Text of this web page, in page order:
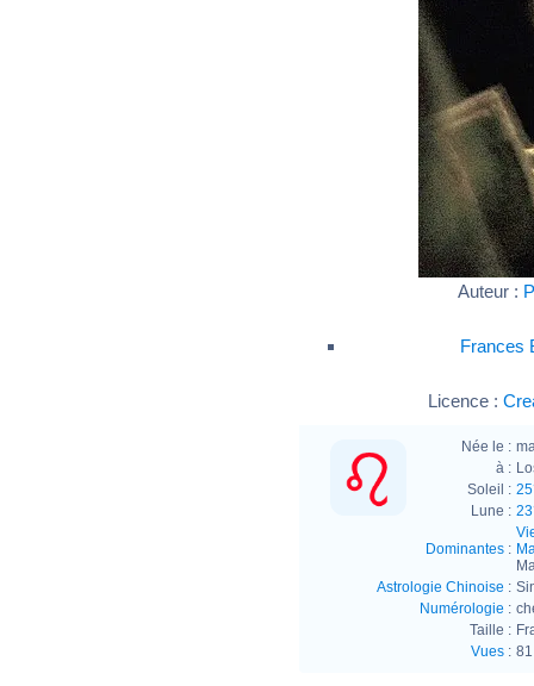
Auteur :
Frances
Licence :
Née le :
à :
Soleil :
Lune :
Dominantes:
Astrologie Chinoise :
Numérologie :
Taille :
Vues: